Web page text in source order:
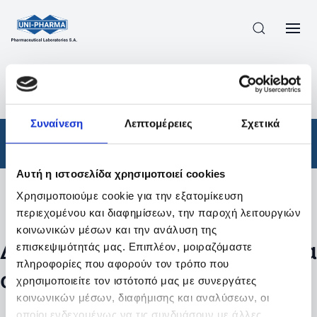
Συναίνεση Λεπτομέρειες Σχετικά
Αυτή η ιστοσελίδα χρησιμοποιεί cookies
Χρησιμοποιούμε cookie για την εξατομίκευση
περιεχομένου και διαφημίσεων, την παροχή λειτουργιών
κοινωνικών μέσων και την ανάλυση της
επισκεψιμότητάς μας. Επιπλέον, μοιραζόμαστε
πληροφορίες που αφορούν τον τρόπο που
χρησιμοποιείτε τον ιστότοπό μας με συνεργάτες
κοινωνικών μέσων, διαφήμισης και αναλύσεων, οι
οποίοι ενδεχομένως να τις συνδυάσουν με άλλες
ΠΡΟΪΟΝΤΑ
ΑΠΟΤΕΛΕΣΜΑΤΑ ΑΝΑΖΗΤΗΣΗΣ
Φάρμακα
Φίλτρα
Δεν βρέθηκαν προϊόντα με τα
συγκεκριμένα φίλτρα